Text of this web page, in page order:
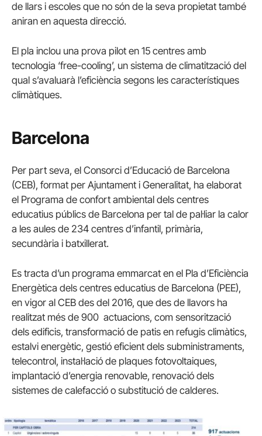
de llars i escoles que no són de la seva propietat també
aniran en aquesta direcció.
El pla inclou una prova pilot en 15 centres amb
tecnologia ‘free-cooling’, un sistema de climatització del
qual s’avaluarà l’eficiència segons les característiques
climàtiques.
Barcelona
Per part seva, el Consorci d’Educació de Barcelona
(CEB), format per Ajuntament i Generalitat, ha elaborat
el Programa de confort ambiental dels centres
educatius públics de Barcelona per tal de pal·liar la calor
a les aules de 234 centres d’infantil, primària,
secundària i batxillerat.
Es tracta d’un programa emmarcat en el Pla d’Eficiència
Energètica dels centres educatius de Barcelona (PEE),
en vigor al CEB des del 2016, que des de llavors ha
realitzat més de 900 actuacions, com sensorització
dels edificis, transformació de patis en refugis climàtics,
estalvi energètic, gestió eficient dels subministraments,
telecontrol, instal·lació de plaques fotovoltaiques,
implantació d’energia renovable, renovació dels
sistemes de calefacció o substitució de calderes.